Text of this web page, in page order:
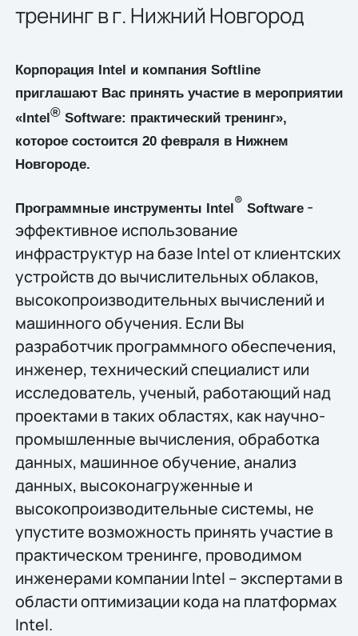
тренинг в г. Нижний Новгород
Корпорация Intel и компания Softline
приглашают Вас принять участие в мероприятии
«Intel®Software: практический тренинг»,
которое состоится 20 февраля в Нижнем
Новгороде.
Программные инструменты Intel® Software-
эффективное использование
инфраструктур на базе Intel от клиентских
устройств до вычислительных облаков,
высокопроизводительных вычислений и
машинного обучения. Если Вы
разработчик программного обеспечения,
инженер, технический специалист или
исследователь, ученый, работающий над
проектами в таких областях, как научно-
промышленные вычисления, обработка
данных, машинное обучение, анализ
данных, высоконагруженные и
высокопроизводительные системы, не
упустите возможность принять участие в
практическом тренинге, проводимом
инженерами компании Intel – экспертами в
области оптимизации кода на платформах
Intel.